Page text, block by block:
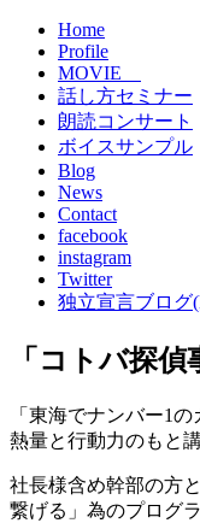
Home
Profile
MOVIE
話し方セミナー
朗読コンサート
ボイスサンプル
Blog
News
Contact
facebook
instagram
Twitter
独立宣言ブログ
「コトバ探
「東海でナンバー1
熱量と行動力のもと
社長様含め幹部の方
繋げる」為のプログ